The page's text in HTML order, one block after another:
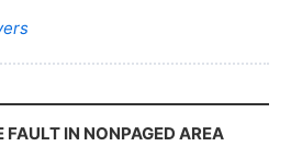
FAULT IN NONPAGED AREA